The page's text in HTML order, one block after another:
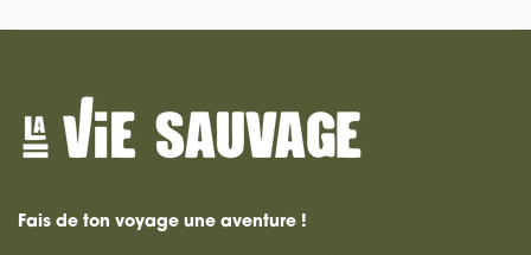
Fais de ton voyage une aventure !